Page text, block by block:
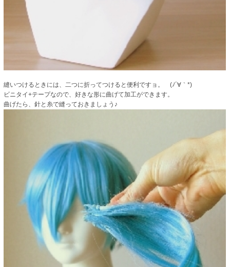
縫いつけるときには、二つに折ってつけると便利ですョ。 (ﾉ´∀｀*)
ビニタイ+テープなので、好きな形に曲げて加工ができます。
曲げたら、針と糸で縫っておきましょう♪